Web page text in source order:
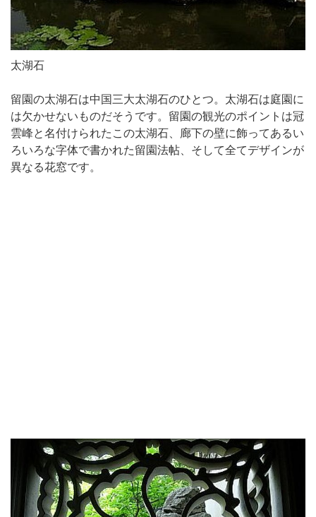
太湖石
留園の太湖石は中国三大太湖石のひとつ。太湖石は庭園に
は欠かせないものだそうです。留園の観光のポイントは冠
雲峰と名付けられたこの太湖石、廊下の壁に飾ってあるい
ろいろな字体で書かれた留園法帖、そして全てデザインが
異なる花窓です。